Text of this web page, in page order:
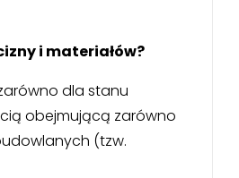
i materiałów?
dla stanu
obejmującą zarówno
(tzw.